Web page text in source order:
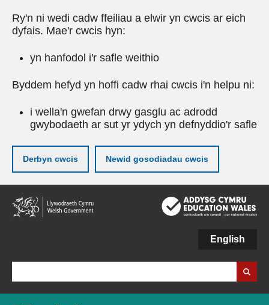
Ry'n ni wedi cadw ffeiliau a elwir yn cwcis ar eich
dyfais. Mae'r cwcis hyn:
yn hanfodol i'r safle weithio
Byddem hefyd yn hoffi cadw rhai cwcis i'n helpu ni:
i wella'n gwefan drwy gasglu ac adrodd
gwybodaeth ar sut yr ydych yn defnyddio'r safle
Derbyn cwcis Newid gosodiadau cwcis
Neidio
i'r
prif
English